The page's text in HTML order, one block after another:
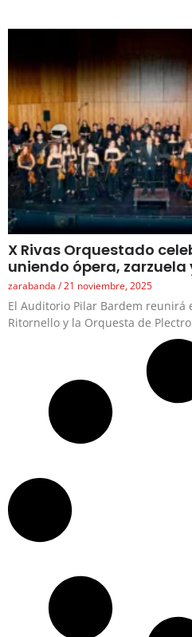
X Rivas Orquestado
uniendo ópera,
zarabanda 21 noviembre, 2025
El Auditorio Pilar Bardem reunirá
Ritornello y la Orquesta de